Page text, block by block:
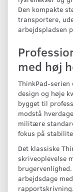
Den kompakte
transportere,
arbejdspladsen
med høj
ThinkPad-
design og høje
bygget til
modstå
militære
fokus på
Det klassiske
skriveoplevelse
arbejdsdage
rapportskrivning.